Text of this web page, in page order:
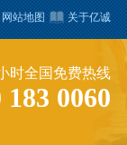
网站地图 关于亿诚
时全国免费热线
183 0060